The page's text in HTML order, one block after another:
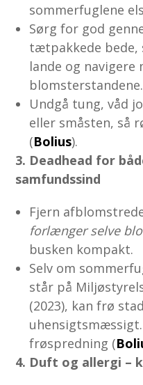
sommerfuglene
Sørg for god
tætpakkede bede,
lande og navigere
blomsterstandene.
Undgå tung, våd
eller småsten, så
(Bolius).
3. Deadhead for
samfundssind
Fjern
forlænger selve
busken kompakt.
Selv om
står på
(2023), kan frø
frøspredning (
4. Duft og allergi –